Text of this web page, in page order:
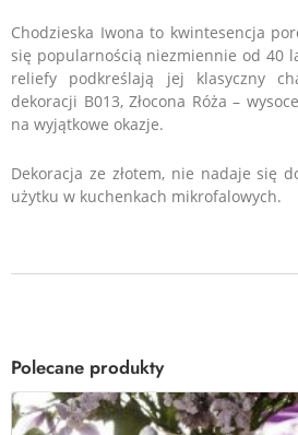
Chodzieska Iwona to kwintesencja
się popularnością niezmiennie od 40
reliefy podkreślają jej klasyczny
dekoracji B013, Złocona Róża –
na wyjątkowe okazje.
Dekoracja ze złotem, nie nadaje się
użytku w kuchenkach mikrofalowych.
Polecane produkty